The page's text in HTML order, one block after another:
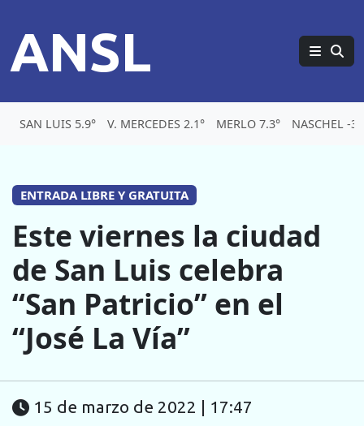
ANSL
SAN LUIS 5.9° V. MERCEDES 2.1° MERLO 7.3° NASCHEL -
ENTRADA LIBRE Y GRATUITA
Este viernes la ciudad
de San Luis celebra
“San Patricio” en el
“José La Vía”
15 de marzo de 2022 | 17:47